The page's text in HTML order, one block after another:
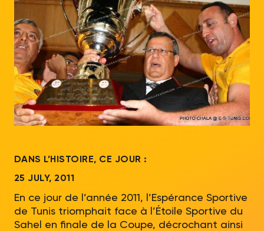
DANS L’HISTOIRE, CE JOUR :
25 JULY, 2011
En ce jour de l’année 2011, l’Espérance Sportive
de Tunis triomphait face à l’Étoile Sportive du
Sahel en finale de la Coupe, décrochant ainsi